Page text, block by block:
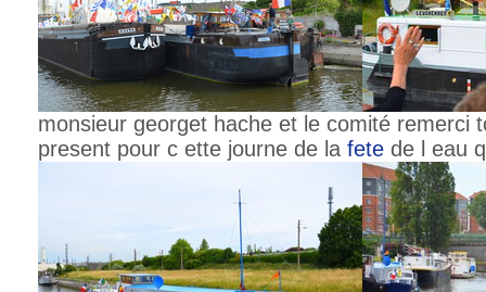
monsieur georget hache et le comité remerci
present pour c ette journe de la fete de l eau